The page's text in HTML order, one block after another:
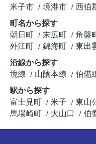
米子市
境港市 西伯
町名から探す
朝日町
末広町 角盤
外江町
錦海町 東出
沿線から探す
境線
山陰本線
伯備
駅から探す
富士見町
米子 東山
馬場崎町
大山口 伯